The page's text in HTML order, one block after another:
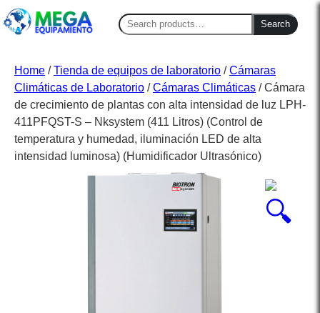
Search
for:
Search
Home /Tienda de equipos de laboratorio /Cámaras
Climáticas de Laboratorio /Cámaras Climáticas / Cámara
de crecimiento de plantas con alta intensidad de luz LPH-
411PFQST-S – Nksystem (411 Litros) (Control de
temperatura y humedad, iluminación LED de alta
intensidad luminosa) (Humidificador Ultrasónico)